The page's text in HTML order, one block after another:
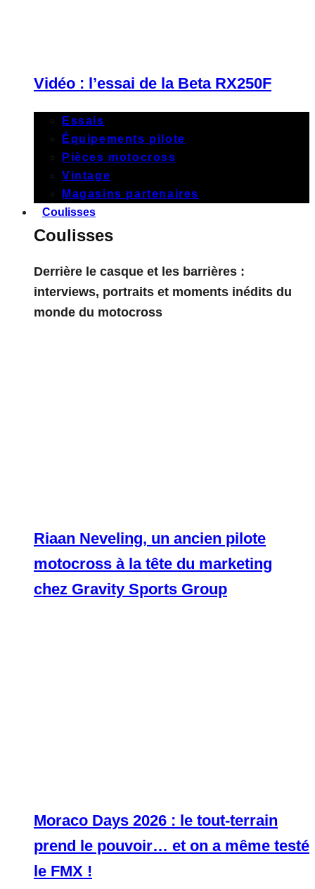
Vidéo : l’essai de la Beta RX250F
Essais
Équipements pilote
Pièces motocross
Vintage
Magasins partenaires
Coulisses
Coulisses
Derrière le casque et les barrières :
interviews, portraits et moments inédits du
monde du motocross
Riaan Neveling, un ancien pilote
motocross à la tête du marketing
chez Gravity Sports Group
Moraco Days 2026 : le tout-terrain
prend le pouvoir… et on a même testé
le FMX !